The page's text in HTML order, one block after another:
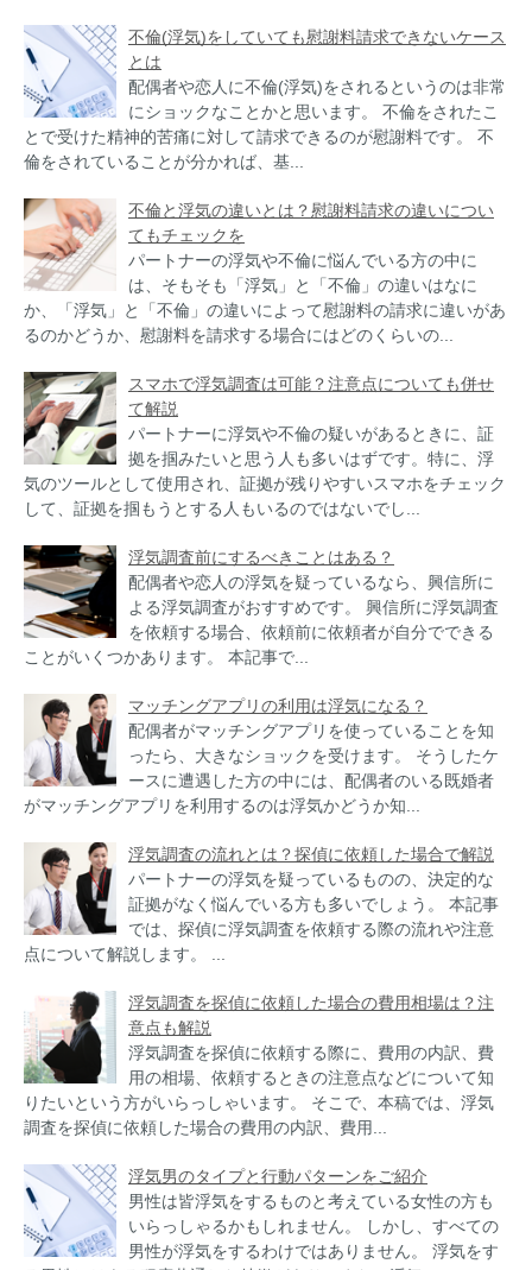
不倫(浮気)をしていても慰謝料請求できないケース
とは
配偶者や恋人に不倫(浮気)をされるというのは非常
にショックなことかと思います。 不倫をされたこ
とで受けた精神的苦痛に対して請求できるのが慰謝料です。 不
倫をされていることが分かれば、基...
不倫と浮気の違いとは？慰謝料請求の違いについ
てもチェックを
パートナーの浮気や不倫に悩んでいる方の中に
は、そもそも「浮気」と「不倫」の違いはなに
か、「浮気」と「不倫」の違いによって慰謝料の請求に違いがあ
るのかどうか、慰謝料を請求する場合にはどのくらいの...
スマホで浮気調査は可能？注意点についても併せ
て解説
パートナーに浮気や不倫の疑いがあるときに、証
拠を掴みたいと思う人も多いはずです。特に、浮
気のツールとして使用され、証拠が残りやすいスマホをチェック
して、証拠を掴もうとする人もいるのではないでし...
浮気調査前にするべきことはある？
配偶者や恋人の浮気を疑っているなら、興信所に
よる浮気調査がおすすめです。 興信所に浮気調査
を依頼する場合、依頼前に依頼者が自分でできる
ことがいくつかあります。 本記事で...
マッチングアプリの利用は浮気になる？
配偶者がマッチングアプリを使っていることを知
ったら、大きなショックを受けます。 そうしたケ
ースに遭遇した方の中には、配偶者のいる既婚者
がマッチングアプリを利用するのは浮気かどうか知...
浮気調査の流れとは？探偵に依頼した場合で解説
パートナーの浮気を疑っているものの、決定的な
証拠がなく悩んでいる方も多いでしょう。 本記事
では、探偵に浮気調査を依頼する際の流れや注意
点について解説します。 ...
浮気調査を探偵に依頼した場合の費用相場は？注
意点も解説
浮気調査を探偵に依頼する際に、費用の内訳、費
用の相場、依頼するときの注意点などについて知
りたいという方がいらっしゃいます。 そこで、本稿では、浮気
調査を探偵に依頼した場合の費用の内訳、費用...
浮気男のタイプと行動パターンをご紹介
男性は皆浮気をするものと考えている女性の方も
いらっしゃるかもしれません。 しかし、すべての
男性が浮気をするわけではありません。 浮気をす